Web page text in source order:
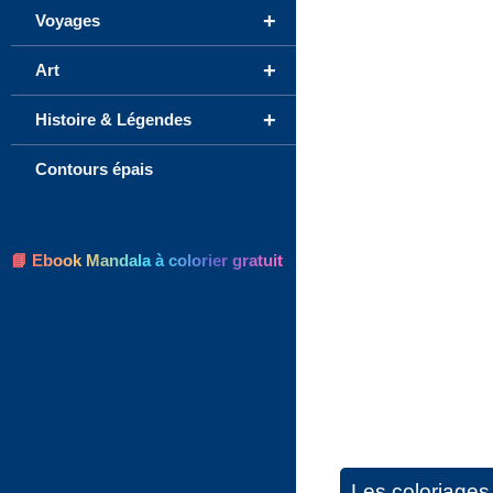
+
Voyages
+
Art
+
Histoire & Légendes
Contours épais
📘 Ebook Mandala à colorier gratuit